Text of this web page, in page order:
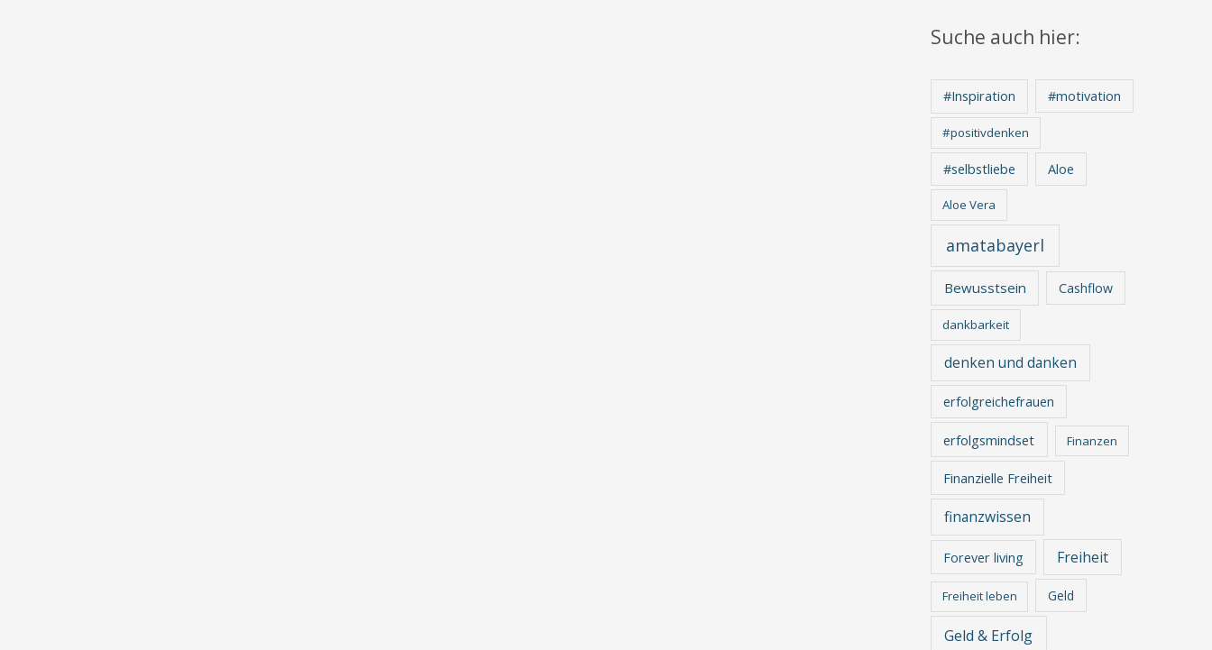
Suche auch hier:
#Inspiration #motivation
#positivdenken
#selbstliebe Aloe
Aloe Vera
amatabayerl
Bewusstsein Cashflow
dankbarkeit
denken und danken
erfolgreichefrauen
erfolgsmindset Finanzen
Finanzielle Freiheit
finanzwissen
Forever living Freiheit
Freiheit leben Geld
Geld & Erfolg